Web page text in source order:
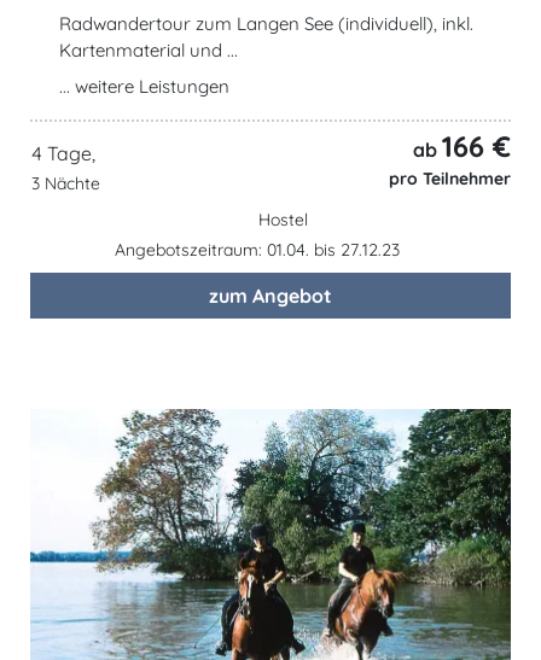
Radwandertour zum Langen See (individuell), inkl.
Kartenmaterial und ...
... weitere Leistungen
4 Tage,
3 Nächte
ab 166 €
pro Teilnehmer
Hostel
Angebotszeitraum: 01.04. bis 27.12.23
zum Angebot